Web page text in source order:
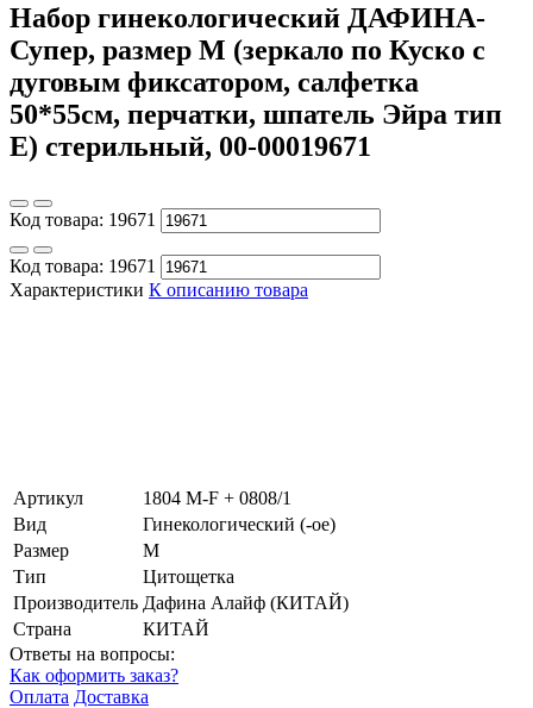
Набор гинекологический ДАФИНА-
Супер, размер М (зеркало по Куско с
дуговым фиксатором, салфетка
50*55см, перчатки, шпатель Эйра тип
Е) стерильный, 00-00019671
Код товара: 19671
Код товара: 19671
Характеристики К описанию товара
Артикул
1804 M-F + 0808/1
Вид
Гинекологический (-ое)
Размер
M
Тип
Цитощетка
Производитель Дафина Алайф (КИТАЙ)
Страна
КИТАЙ
Ответы на вопросы:
Как оформить заказ?
Оплата Доставка